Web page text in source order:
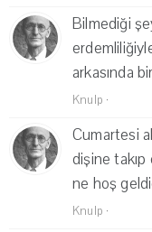
Bilmediği
arkasında
Knulp ·
Cumartesi
dişine takıp
ne hoş
Knulp ·